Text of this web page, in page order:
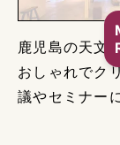
鹿児島の天文
おしゃれでク
議やセミナー